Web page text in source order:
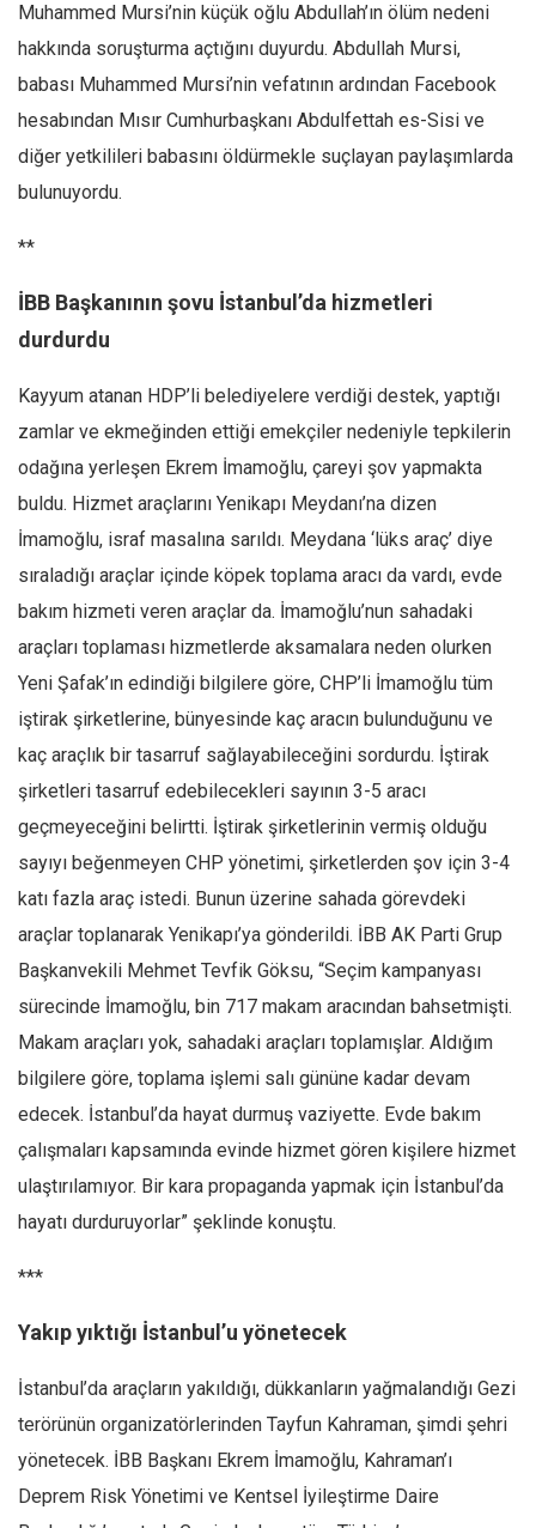
Hayat
Türkiye
Avrupa
Afrika
İslam Dünyası
Amerika
Avustralya
Tarih
Düşünce
Dosyalar
Muhammed Mursi’nin küçük oğlu Abdullah’ın ölüm nedeni
hakkında soruşturma açtığını duyurdu. Abdullah Mursi,
babası Muhammed Mursi’nin vefatının ardından Facebook
hesabından Mısır Cumhurbaşkanı Abdulfettah es-Sisi ve
diğer yetkilileri babasını öldürmekle suçlayan paylaşımlarda
bulunuyordu.
**
İBB Başkanının şovu İstanbul’da hizmetleri
durdurdu
Kayyum atanan HDP’li belediyelere verdiği destek, yaptığı
zamlar ve ekmeğinden ettiği emekçiler nedeniyle tepkilerin
odağına yerleşen Ekrem İmamoğlu, çareyi şov yapmakta
buldu. Hizmet araçlarını Yenikapı Meydanı’na dizen
İmamoğlu, israf masalına sarıldı. Meydana ‘lüks araç’ diye
sıraladığı araçlar içinde köpek toplama aracı da vardı, evde
bakım hizmeti veren araçlar da. İmamoğlu’nun sahadaki
araçları toplaması hizmetlerde aksamalara neden olurken
Yeni Şafak’ın edindiği bilgilere göre, CHP’li İmamoğlu tüm
iştirak şirketlerine, bünyesinde kaç aracın bulunduğunu ve
kaç araçlık bir tasarruf sağlayabileceğini sordurdu. İştirak
şirketleri tasarruf edebilecekleri sayının 3-5 aracı
geçmeyeceğini belirtti. İştirak şirketlerinin vermiş olduğu
sayıyı beğenmeyen CHP yönetimi, şirketlerden şov için 3-4
katı fazla araç istedi. Bunun üzerine sahada görevdeki
araçlar toplanarak Yenikapı’ya gönderildi. İBB AK Parti Grup
Başkanvekili Mehmet Tevfik Göksu, “Seçim kampanyası
sürecinde İmamoğlu, bin 717 makam aracından bahsetmişti.
Makam araçları yok, sahadaki araçları toplamışlar. Aldığım
bilgilere göre, toplama işlemi salı gününe kadar devam
edecek. İstanbul’da hayat durmuş vaziyette. Evde bakım
çalışmaları kapsamında evinde hizmet gören kişilere hizmet
ulaştırılamıyor. Bir kara propaganda yapmak için İstanbul’da
hayatı durduruyorlar” şeklinde konuştu.
***
Yakıp yıktığı İstanbul’u yönetecek
İstanbul’da araçların yakıldığı, dükkanların yağmalandığı Gezi
terörünün organizatörlerinden Tayfun Kahraman, şimdi şehri
yönetecek. İBB Başkanı Ekrem İmamoğlu, Kahraman’ı
Deprem Risk Yönetimi ve Kentsel İyileştirme Daire